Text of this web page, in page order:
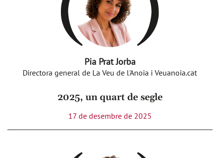
Pia Prat Jorba
Directora general de La Veu de l'Anoia i Veuanoia.cat
2025, un quart de segle
17 de desembre de 2025